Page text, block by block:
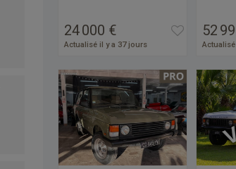
24 000 €
Actualisé il y a 37 jours
52